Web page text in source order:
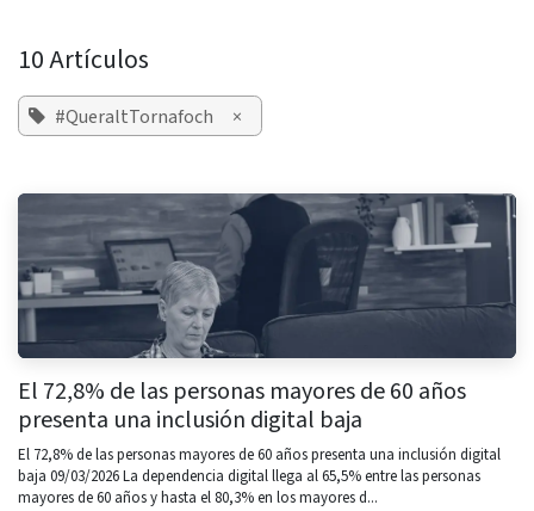
10 Artículos
#QueraltTornafoch ×
El 72,8% de las personas mayores de 60 años
presenta una inclusión digital baja
El 72,8% de las personas mayores de 60 años presenta una inclusión digital
baja 09/03/2026 La dependencia digital llega al 65,5% entre las personas
mayores de 60 años y hasta el 80,3% en los mayores d...